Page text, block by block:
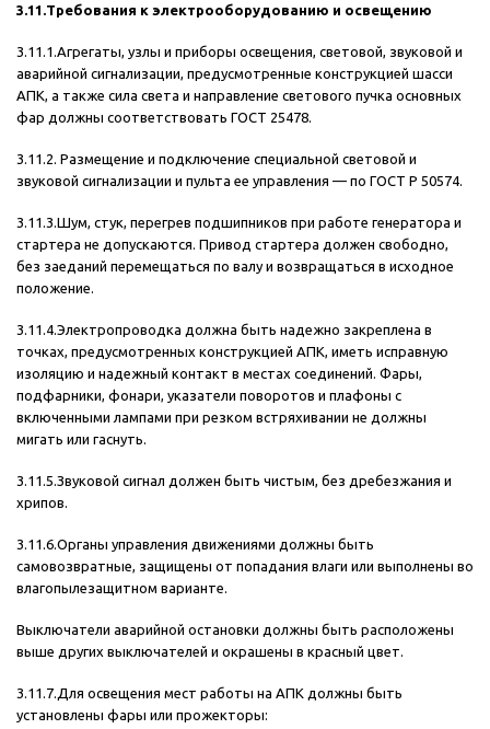
3.11.Требования к электрооборудованию и освещению
3.11.1.Агрегаты, узлы и приборы освещения, световой, звуковой и
аварийной сигнализации, предусмотренные конструкцией шасси
АПК, а также сила света и направление светового пучка основных
фар должны соответствовать ГОСТ 25478.
3.11.2. Размещение и подключение специальной световой и
звуковой сигнализации и пульта ее управления — по ГОСТ Р 50574.
3.11.3.Шум, стук, перегрев подшипников при работе генератора и
стартера не допускаются. Привод стартера должен свободно,
без заеданий перемещаться по валу и возвращаться в исходное
положение.
3.11.4.Электропроводка должна быть надежно закреплена в
точках, предусмотренных конструкцией АПК, иметь исправную
изоляцию и надежный контакт в местах соединений. Фары,
подфарники, фонари, указатели поворотов и плафоны с
включенными лампами при резком встряхивании не должны
мигать или гаснуть.
3.11.5.Звуковой сигнал должен быть чистым, без дребезжания и
хрипов.
3.11.6.Органы управления движениями должны быть
самовозвратные, защищены от попадания влаги или выполнены во
влагопылезащитном варианте.
Выключатели аварийной остановки должны быть расположены
выше других выключателей и окрашены в красный цвет.
3.11.7.Для освещения мест работы на АПК должны быть
установлены фары или прожекторы: